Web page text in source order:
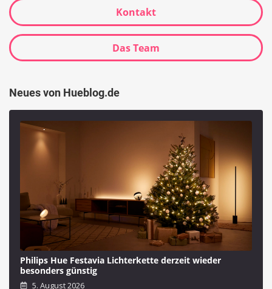
Kontakt
Das Team
Neues von Hueblog.de
Philips Hue Festavia Lichterkette derzeit wieder
besonders günstig
5. August 2026